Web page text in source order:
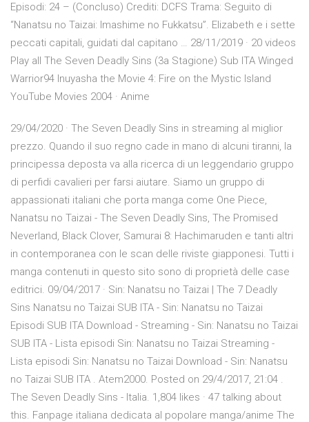
Episodi: 24 – (Concluso) Crediti: DCFS Trama: Seguito di
“Nanatsu no Taizai: Imashime no Fukkatsu”. Elizabeth e i sette
peccati capitali, guidati dal capitano … 28/11/2019 · 20 videos
Play all The Seven Deadly Sins (3a Stagione) Sub ITA Winged
Warrior94 Inuyasha the Movie 4: Fire on the Mystic Island
YouTube Movies 2004 · Anime
29/04/2020 · The Seven Deadly Sins in streaming al miglior
prezzo. Quando il suo regno cade in mano di alcuni tiranni, la
principessa deposta va alla ricerca di un leggendario gruppo
di perfidi cavalieri per farsi aiutare. Siamo un gruppo di
appassionati italiani che porta manga come One Piece,
Nanatsu no Taizai - The Seven Deadly Sins, The Promised
Neverland, Black Clover, Samurai 8: Hachimaruden e tanti altri
in contemporanea con le scan delle riviste giapponesi. Tutti i
manga contenuti in questo sito sono di proprietà delle case
editrici. 09/04/2017 · Sin: Nanatsu no Taizai | The 7 Deadly
Sins Nanatsu no Taizai SUB ITA - Sin: Nanatsu no Taizai
Episodi SUB ITA Download - Streaming - Sin: Nanatsu no Taizai
SUB ITA - Lista episodi Sin: Nanatsu no Taizai Streaming -
Lista episodi Sin: Nanatsu no Taizai Download - Sin: Nanatsu
no Taizai SUB ITA . Atem2000. Posted on 29/4/2017, 21:04 .
The Seven Deadly Sins - Italia. 1,804 likes · 47 talking about
this. Fanpage italiana dedicata al popolare manga/anime The